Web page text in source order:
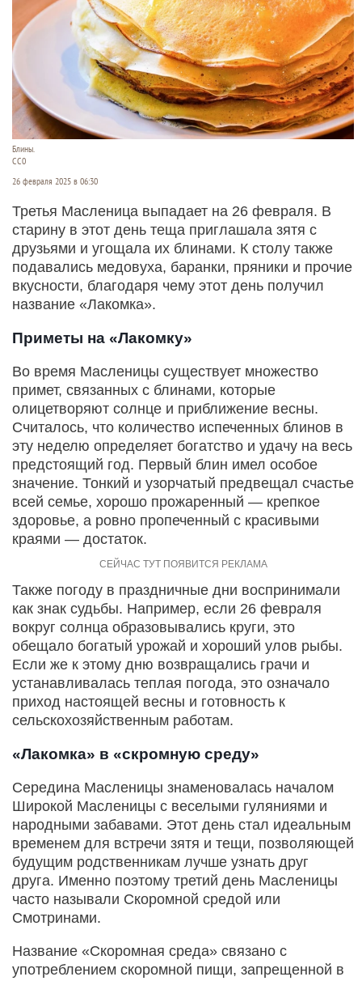
Блины.
CC0
26 февраля 2025 в 06:30
Третья Масленица выпадает на 26 февраля. В
старину в этот день теща приглашала зятя с
друзьями и угощала их блинами. К столу также
подавались медовуха, баранки, пряники и прочие
вкусности, благодаря чему этот день получил
название «Лакомка».
Приметы на «Лакомку»
Во время Масленицы существует множество
примет, связанных с блинами, которые
олицетворяют солнце и приближение весны.
Считалось, что количество испеченных блинов в
эту неделю определяет богатство и удачу на весь
предстоящий год. Первый блин имел особое
значение. Тонкий и узорчатый предвещал счастье
всей семье, хорошо прожаренный — крепкое
здоровье, а ровно пропеченный с красивыми
краями — достаток.
Также погоду в праздничные дни воспринимали
как знак судьбы. Например, если 26 февраля
вокруг солнца образовывались круги, это
обещало богатый урожай и хороший улов рыбы.
Если же к этому дню возвращались грачи и
устанавливалась теплая погода, это означало
приход настоящей весны и готовность к
сельскохозяйственным работам.
«Лакомка» в «скромную среду»
Середина Масленицы знаменовалась началом
Широкой Масленицы с веселыми гуляниями и
народными забавами. Этот день стал идеальным
временем для встречи зятя и тещи, позволяющей
будущим родственникам лучше узнать друг
друга. Именно поэтому третий день Масленицы
часто называли Скоромной средой или
Смотринами.
Название «Скоромная среда» связано с
употреблением скоромной пищи, запрещенной в